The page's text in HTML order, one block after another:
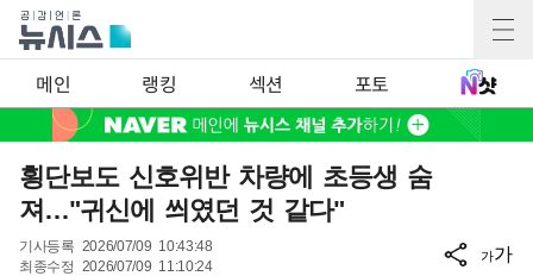
메인 랭킹 섹션 포토
횡단보도 신호위반 차량에 초등생 숨
져…"귀신에 씌였던 것 같다"
기사등록 2026/07/09 10:43:48
최종수정 2026/07/09 11:10:24
가가